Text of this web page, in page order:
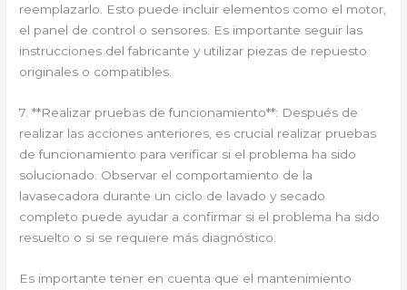
reemplazarlo. Esto puede incluir elementos como el motor,
el panel de control o sensores. Es importante seguir las
instrucciones del fabricante y utilizar piezas de repuesto
originales o compatibles.
7. **Realizar pruebas de funcionamiento**: Después de
realizar las acciones anteriores, es crucial realizar pruebas
de funcionamiento para verificar si el problema ha sido
solucionado. Observar el comportamiento de la
lavasecadora durante un ciclo de lavado y secado
completo puede ayudar a confirmar si el problema ha sido
resuelto o si se requiere más diagnóstico.
Es importante tener en cuenta que el mantenimiento